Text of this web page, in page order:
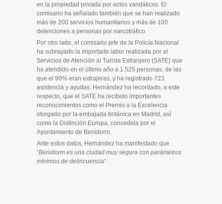
en la propiedad privada por actos vandálicos. El
comisario ha señalado también que se han realizado
más de 200 servicios humanitarios y más de 100
detenciones a personas por narcotráfico.
Por otro lado, el comisario jefe de la Policía Nacional
ha subrayado la importarte labor realizada por el
Servicios de Atención al Turista Extranjero (SATE) que
ha atendido en el último año a 1.525 personas, de las
que el 90% eran extrajeras, y ha registrado 723
asistencia y ayudas. Hernández ha recordado, a este
respecto, que el SATE ha recibido importantes
reconocimientos como el Premio a la Excelencia
otorgado por la embajada británica en Madrid, así
como la Distinción Europa, concedida por el
Ayuntamiento de Benidorm.
Ante estos datos, Hernández ha manifestado que
“Benidorm es una ciudad muy segura con parámetros
mínimos de delincuencia”